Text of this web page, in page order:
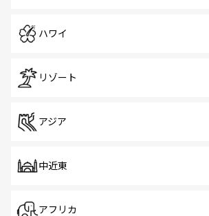
ハワイ
リゾート
アジア
中近東
アフリカ